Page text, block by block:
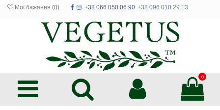
Мої бажання (0) +38 066 050 06 90 +38 096 010 29 13
0